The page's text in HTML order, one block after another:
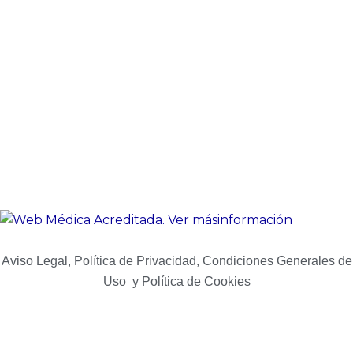
Aviso Legal, Política de Privacidad, Condiciones Generales de
Uso y Política de Cookies